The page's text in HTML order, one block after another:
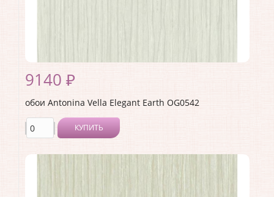
9140 ₽
обои Antonina Vella Elegant Earth OG0542
КУПИТЬ
Производитель:Antonina Vella
Коллекция:Elegant Earth